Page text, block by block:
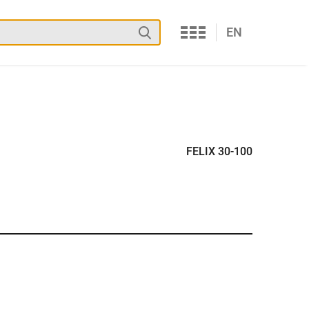
Suchen
Services
EN
FELIX 30-100